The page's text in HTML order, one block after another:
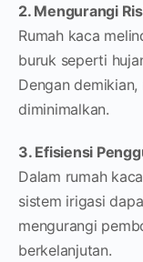
2. Mengurangi
Rumah kaca
buruk seperti
Dengan
diminimalkan.
3. Efisiensi
Dalam rumah
sistem irigasi
mengurangi
berkelanjutan.